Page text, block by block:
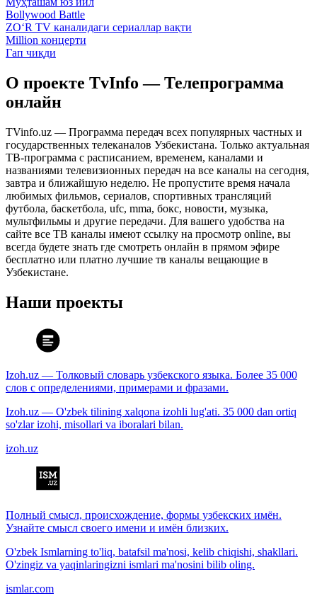
Bollywood Battle
ZO‘R TV каналидаги сериаллар вақти
Million концерти
Гап чиқди
О проекте TvInfo — Телепрограмма
онлайн
TVinfo.uz — Программа передач всех популярных частных и
государственных телеканалов Узбекистана. Только актуальная
ТВ-программа с расписанием, временем, каналами и
названиями телевизионных передач на все каналы на сегодня,
завтра и ближайшую неделю. Не пропустите время начала
любимых фильмов, сериалов, спортивных трансляций
футбола, баскетбола, ufc, mma, бокс, новости, музыка,
мультфильмы и другие передачи. Для вашего удобства на
сайте все ТВ каналы имеют ссылку на просмотр online, вы
всегда будете знать где смотреть онлайн в прямом эфире
бесплатно или платно лучшие тв каналы вещающие в
Узбекистане.
Наши проекты
Izoh.uz — Толковый словарь узбекского языка. Более 35 000
слов с определениями, примерами и фразами.
Izoh.uz — O'zbek tilining xalqona izohli lug'ati. 35 000 dan ortiq
so'zlar izohi, misollari va iboralari bilan.
izoh.uz
Полный смысл, происхождение, формы узбекских имён.
Узнайте смысл своего имени и имён близких.
O'zbek Ismlarning to'liq, batafsil ma'nosi, kelib chiqishi, shakllari.
O'zingiz va yaqinlaringizni ismlari ma'nosini bilib oling.
ismlar.com